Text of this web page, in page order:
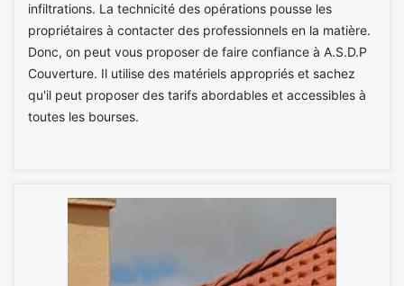
infiltrations. La technicité des opérations pousse les
propriétaires à contacter des professionnels en la matière.
Donc, on peut vous proposer de faire confiance à A.S.D.P
Couverture. Il utilise des matériels appropriés et sachez
qu'il peut proposer des tarifs abordables et accessibles à
toutes les bourses.